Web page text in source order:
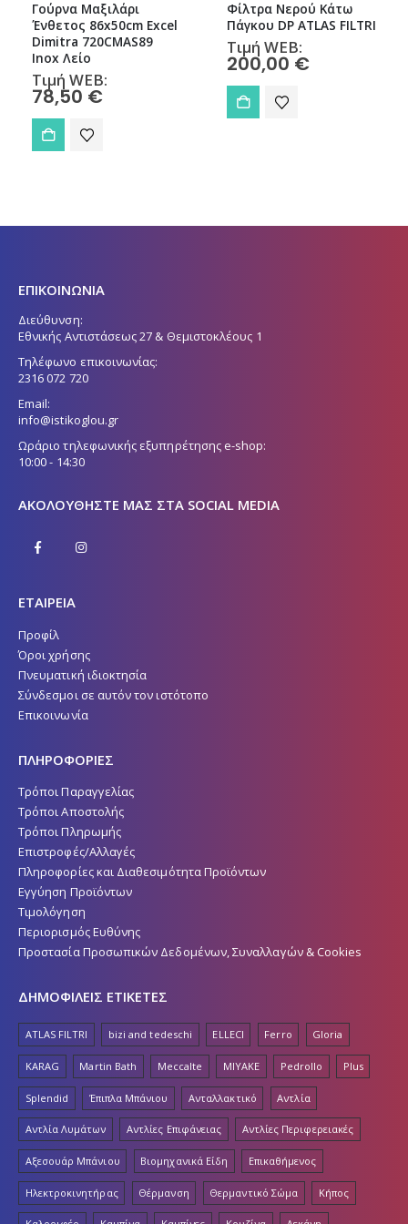
Γούρνα Μαξιλάρι
Ένθετος 86x50cm Excel
Dimitra 720CMAS89
Inox Λείο
Τιμή WEB:
78,50 €
Φίλτρα Νερού Κάτω
Πάγκου DP ATLAS FILTRI
Τιμή WEB:
200,00 €
ΕΠΙΚΟΙΝΩΝΙΑ
Διεύθυνση:
Εθνικής Αντιστάσεως 27 & Θεμιστοκλέους 1
Τηλέφωνο επικοινωνίας:
2316 072 720
Email:
info@istikoglou.gr
Ωράριο τηλεφωνικής εξυπηρέτησης e-shop:
10:00 - 14:30
ΑΚΟΛΟΥΘΉΣΤΕ ΜΑΣ ΣΤΑ SOCIAL MEDIA
ΕΤΑΙΡΕΙΑ
Προφίλ
Όροι χρήσης
Πνευματική ιδιοκτησία
Σύνδεσμοι σε αυτόν τον ιστότοπο
Επικοινωνία
ΠΛΗΡΟΦΟΡΙΕΣ
Τρόποι Παραγγελίας
Τρόποι Αποστολής
Τρόποι Πληρωμής
Επιστροφές/Αλλαγές
Πληροφορίες και Διαθεσιμότητα Προϊόντων
Εγγύηση Προϊόντων
Τιμολόγηση
Περιορισμός Ευθύνης
Προστασία Προσωπικών Δεδομένων, Συναλλαγών & Cookies
ΔΗΜΟΦΙΛΕΙΣ ΕΤΙΚΕΤΕΣ
ATLAS FILTRI bizi and tedeschi ELLECI Ferro Gloria
KARAG Martin Bath Meccalte MIYAKE Pedrollo Plus
Splendid Έπιπλα Μπάνιου Ανταλλακτικό Αντλία
Αντλία Λυμάτων Αντλίες Επιφάνειας Αντλίες Περιφερειακές
Αξεσουάρ Μπάνιου Βιομηχανικά Είδη Επικαθήμενος
Ηλεκτροκινητήρας Θέρμανση Θερμαντικό Σώμα Κήπος